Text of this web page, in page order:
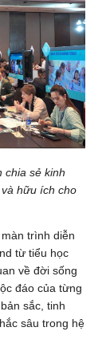
chia sẻ kinh
hữu ích cho
trình diễn
từ tiểu học
về đời sống
đáo của từng
sắc, tinh
sâu trong hệ